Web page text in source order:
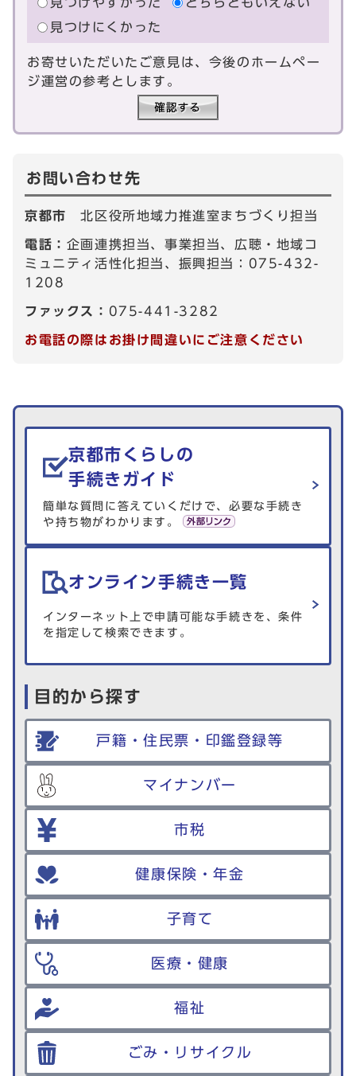
見つけにくかった
お寄せいただいたご意見は、今後のホームペー
ジ運営の参考とします。
お問い合わせ先
京都市北区役所地域力推進室まちづくり担当
電話： 企画連携担当、事業担当、広聴・地域コ
ミュニティ活性化担当、振興担当：075-432-
1208
ファックス： 075-441-3282
お電話の際はお掛け間違いにご注意ください
生活情報を探す
京都市くらしの
手続きガイド
簡単な質問に答えていくだけで、必要な手続き
や持ち物がわかります。
オンライン手続き一覧
インターネット上で申請可能な手続きを、条件
を指定して検索できます。
目的から探す
戸籍・住民票・印鑑登録等
マイナンバー
市税
健康保険・年金
子育て
医療・健康
福祉
ごみ・リサイクル